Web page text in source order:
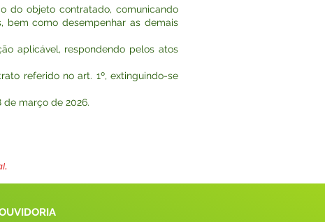
do objeto contratado, comunicando
bem como desempenhar as demais
aplicável, respondendo pelos atos
referido no art. 1º, extinguindo-se
março de 2026.